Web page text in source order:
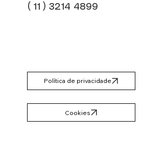
( 11 ) 3214 4899
Cookies
Política de privacidade